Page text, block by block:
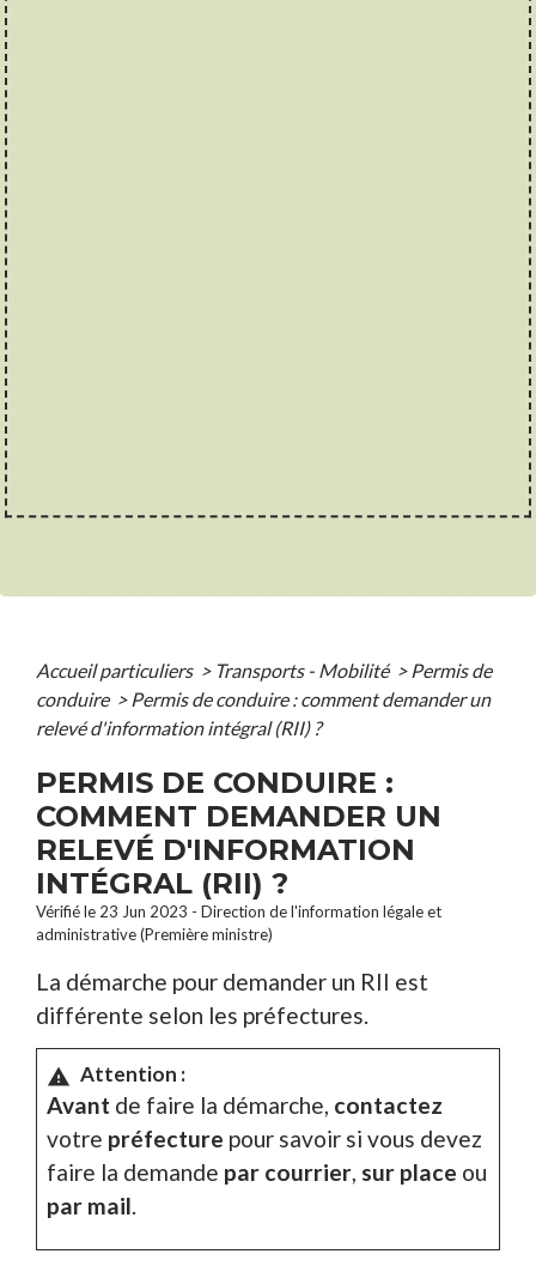
Accueil particuliers > Transports - Mobilité > Permis de
conduire > Permis de conduire : comment demander un
relevé d'information intégral (RII) ?
PERMIS DE CONDUIRE :
COMMENT DEMANDER UN
RELEVÉ D'INFORMATION
INTÉGRAL (RII) ?
Vérifié le 23 Jun 2023 - Direction de l'information légale et
administrative (Première ministre)
La démarche pour demander un RII est
différente selon les préfectures.
warning Attention :
Avant de faire la démarche, contactez
votre préfecture pour savoir si vous devez
faire la demande par courrier, sur place ou
par mail.